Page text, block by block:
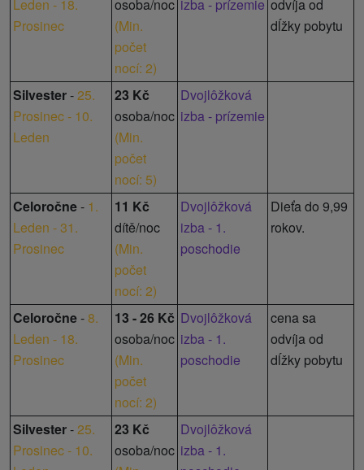
Leden - 18.
Prosinec
osoba/noc
(Min.
počet
nocí: 2)
izba - prízemie odvíja od
dĺžky pobytu
Silvester-25.
Prosinec - 10.
Leden
23 Kč
osoba/noc
(Min.
počet
nocí: 5)
Dvojlôžková
izba - prízemie
Celoročne- 1.
Leden - 31.
Prosinec
11 Kč
dítě/noc
(Min.
počet
nocí: 2)
Dvojlôžková
izba - 1.
poschodie
Dieťa do 9,99
rokov.
Celoročne-8.
Leden - 18.
Prosinec
13 - 26 Kč
osoba/noc
(Min.
počet
nocí: 2)
Dvojlôžková
izba - 1.
poschodie
cena sa
odvíja od
dĺžky pobytu
Silvester-25.
Prosinec - 10.
23 Kč
osoba/noc
Dvojlôžková
izba - 1.